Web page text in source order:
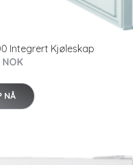
Integrert Kjøleskap
NÅ